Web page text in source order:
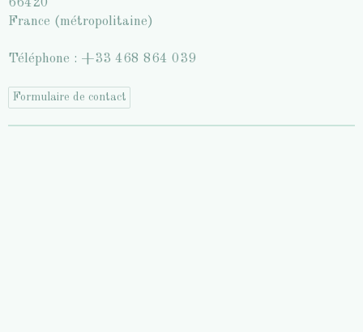
66420
France (métropolitaine)
Téléphone : +33 468 864 039
Formulaire de contact